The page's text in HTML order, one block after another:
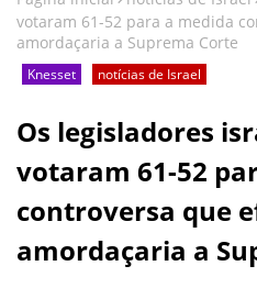
votaram 61-52 para a medida
amordaçaria a Suprema Corte
Knesset notícias de Israel
Os legisladores
votaram 61-52
controversa que
amordaçaria a